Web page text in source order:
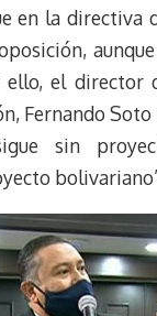
en la directiva
ello, el director
Fernando Soto
sin